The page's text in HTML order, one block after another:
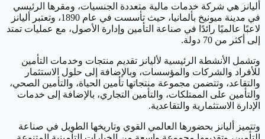
أليانز هي شركة خدمات مالية متعددة الجنسيات، ومقرها الرئيسي
في مدينة ميونيخ بألمانيا، حيث تأسست في عام 1890، وتعتبر أليانز
لاعبًا عالميًا رائدًا في صناعة التأمين وإدارة الأصول، مع عمليات تمتد
إلى أكثر من 70 دولة.
وتشمل الأنشطة الرئيسية لأليانز تقديم منتجات وخدمات التأمين
للأفراد والشركات والمؤسسات، وبالإضافة إلى حلول الاستثمار
والتقاعد، وتتضمن مجموعة منتجاتها تأمين الحياة، والتأمين الصحي،
والتأمين على الممتلكات، والتأمين التجاري، بالإضافة إلى خدمات
الإدارة الاستثمارية والتقاعدية.
وتتميز أليانز بحضورها العالمي القوي وتاريخها الطويل في صناعة